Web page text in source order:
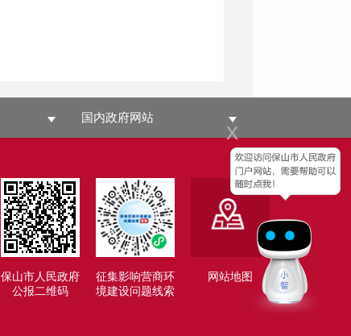
x
国内政府网站
保山市人民政府
公报二维码
征集影响营商环
境建设问题线索
网站地图